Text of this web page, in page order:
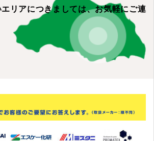
リアにつきましては、お気軽にご連